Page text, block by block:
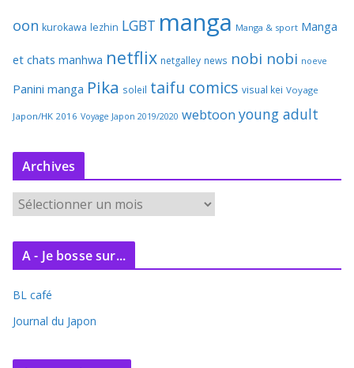
oon kurokawa lezhin LGBT manga Manga & sport Manga
et chats manhwa netflix netgalley news nobi nobi noeve
Panini manga Pika soleil taifu comics visual kei Voyage
Japon/HK 2016 Voyage Japon 2019/2020 webtoon young adult
Archives
c
v
e
A - Je bosse sur...
BL café
Journal du Japon